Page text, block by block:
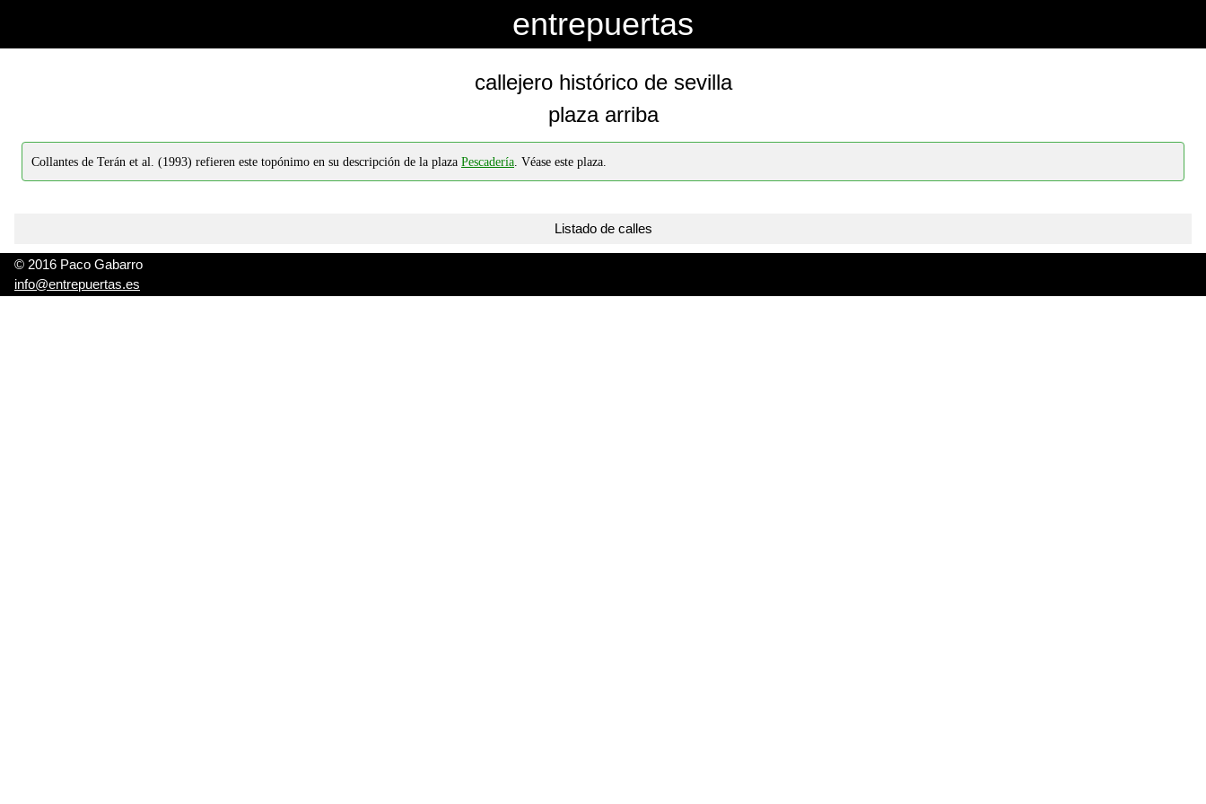
entrepuertas
callejero histórico de sevilla
plaza arriba
Collantes de Terán et al. (1993) refieren este topónimo en su descripción de la plaza Pescadería. Véase este plaza.
Listado de calles
© 2016 Paco Gabarro
info@entrepuertas.es